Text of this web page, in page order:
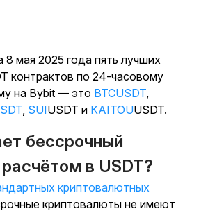
мая 2025 года пять лучших
контрактов по 24-часовому
на Bybit — это BTCUSDT
SUIUSDT и KAITOUUSDT.
бессрочный
в USDT?
криптовалютных
криптовалюты не имеют